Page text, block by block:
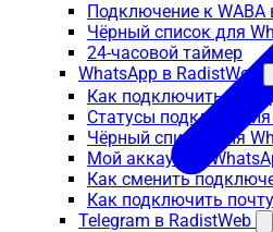
Подключение к WABA
Чёрный список для
24-часовой таймер
WhatsApp в RadistWeb
Как подключить
Статусы
Чёрный список для
Мой аккаунт в
Как сменить
Как подключить
Telegram в RadistWeb